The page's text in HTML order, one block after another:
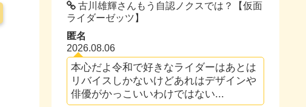
古川雄輝さんもう自認ノクスでは？【仮面
ライダーゼッツ】
匿名
2026.08.06
本心だよ令和で好きなライダーはあとは
リバイスしかないけどあれはデザインや
俳優がかっこいいわけではない...